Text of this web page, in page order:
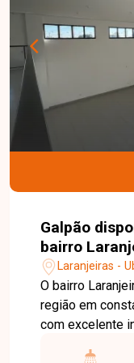
dispõe de
esportiva e
proporcionando
comodidade para
oportunidade
bem
ótimo custo-
agende sua
Galpão
bairro
Laranjeiras -
O bairro
região em
com excelente